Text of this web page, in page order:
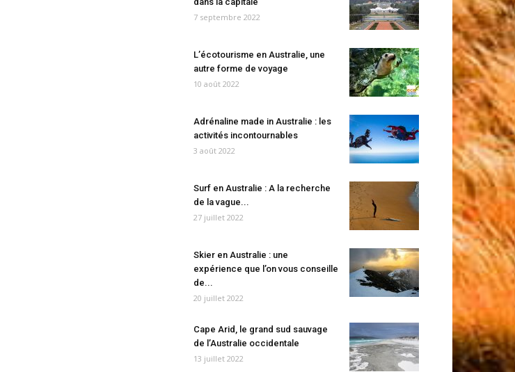
7 septembre 2022
L’écotourisme en Australie, une
autre forme de voyage
10 août 2022
Adrénaline made in Australie : les
activités incontournables
3 août 2022
Surf en Australie : A la recherche
de la vague...
27 juillet 2022
Skier en Australie : une
expérience que l’on vous conseille
de...
20 juillet 2022
Cape Arid, le grand sud sauvage
de l’Australie occidentale
13 juillet 2022